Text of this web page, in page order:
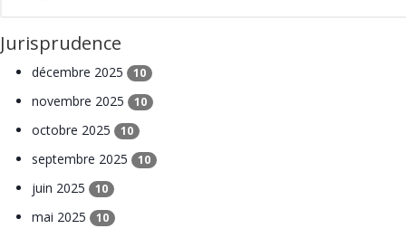
Jurisprudence
décembre 2025 10
novembre 2025 10
octobre 2025 10
septembre 2025 10
juin 2025 10
mai 2025 10